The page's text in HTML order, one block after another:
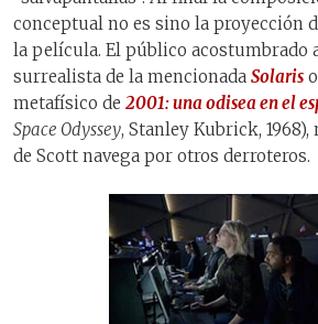
conceptual no es sino la proyección
la película. El público acostumbrado
surrealista de la mencionada Solaris
metafísico de 2001: una odisea en el
Space Odyssey, Stanley Kubrick,
de Scott navega por otros derroteros.